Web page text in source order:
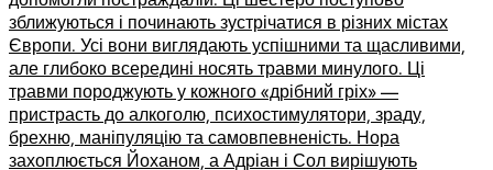
зближуються і починають зустрічатися в різних містах
Європи. Усі вони виглядають успішними та щасливими,
але глибоко всередині носять травми минулого. Ці
травми породжують у кожного «дрібний гріх» ––
пристрасть до алкоголю, психостимулятори, зраду,
брехню, маніпуляцію та самовпевненість. Нора
захоплюється Йоханом, а Адріан і Сол вирішують